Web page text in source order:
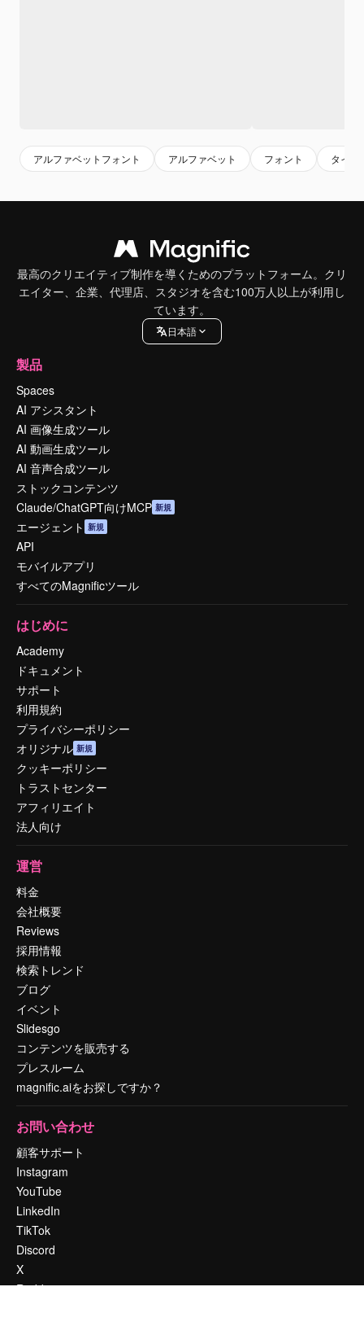
アルファベットフォント アルファベット フォント タイポ
最高のクリエイティブ制作を導くためのプラットフォーム。クリ
エイター、企業、代理店、スタジオを含む100万人以上が利用し
ています。
日本語
製品
Spaces
AI アシスタント
AI 画像生成ツール
AI 動画生成ツール
AI 音声合成ツール
ストックコンテンツ
Claude/ChatGPT向けMCP 新規
エージェント 新規
API
モバイルアプリ
すべてのMagnificツール
はじめに
Academy
ドキュメント
サポート
利用規約
プライバシーポリシー
オリジナル 新規
クッキーポリシー
トラストセンター
アフィリエイト
法人向け
運営
料金
会社概要
Reviews
採用情報
検索トレンド
ブログ
イベント
Slidesgo
コンテンツを販売する
プレスルーム
magnific.aiをお探しですか？
お問い合わせ
顧客サポート
Instagram
YouTube
LinkedIn
TikTok
Discord
X
Reddit